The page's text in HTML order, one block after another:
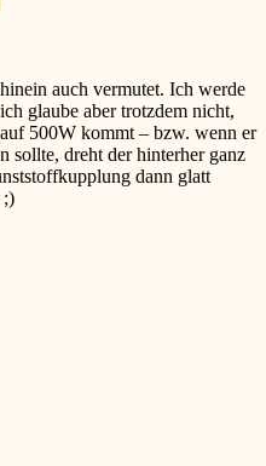
auch vermutet. Ich werde
glaube aber trotzdem nicht,
500W kommt – bzw. wenn er
sollte, dreht der hinterher ganz
dann glatt
;)